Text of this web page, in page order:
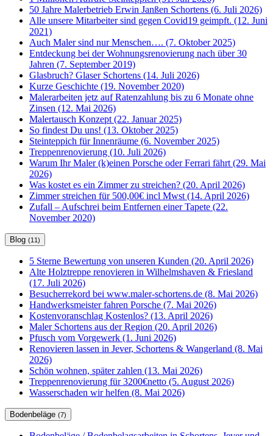
50 Jahre Malerbetrieb Erwin Janßen Schortens (6. Juli 2026)
Alle unsere Mitarbeiter sind gegen Covid19 geimpft. (12. Juni
2021)
Auch Maler sind nur Menschen…. (7. Oktober 2025)
Entdeckung bei der Wohnungsrenovierung nach über 30
Jahren (7. September 2019)
Glasbruch? Glaser Schortens (14. Juli 2026)
Kurze Geschichte (19. November 2020)
Malerarbeiten jetz auf Ratenzahlung bis zu 6 Monate ohne
Zinsen (12. Mai 2026)
Malertausch Konzept (22. Januar 2025)
So findest Du uns! (13. Oktober 2025)
Steinteppich für Innenräume (6. November 2025)
Treppenrenovierung (10. Juli 2026)
Warum Ihr Maler (k)einen Porsche oder Ferrari fährt (29. Mai
2026)
Was kostet es ein Zimmer zu streichen? (20. April 2026)
Zimmer streichen für 500,00€ incl Mwst (14. April 2026)
Zufall – Aufschrei beim Entfernen einer Tapete (22.
November 2020)
Blog (11)
5 Sterne Bewertung von unseren Kunden (20. April 2026)
Alte Holztreppe renovieren in Wilhelmshaven & Friesland
(17. Juli 2026)
Besucherrekord bei www.maler-schortens.de (8. Mai 2026)
Handwerksmeister fahren Porsche (7. Mai 2026)
Kostenvoranschlag Kostenlos? (13. April 2026)
Maler Schortens aus der Region (20. April 2026)
Pfusch vom Vorgewerk (1. Juni 2026)
Renovieren lassen in Jever, Schortens & Wangerland (8. Mai
2026)
Schön wohnen, später zahlen (13. Mai 2026)
Treppenrenovierung für 3200€netto (5. August 2026)
Wasserschaden wir helfen (8. Mai 2026)
Bodenbeläge (7)